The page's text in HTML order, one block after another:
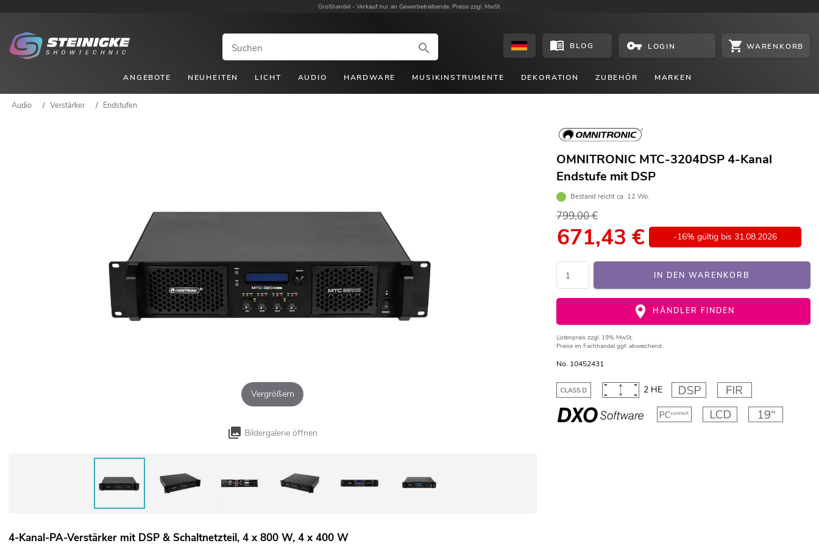
Großhandel - Verkauf nur an Gewerbetreibende. Preise zzgl. MwSt.
BLOG LOGIN WARENKORB
ANGEBOTE NEUHEITEN LICHT AUDIO HARDWARE MUSIKINSTRUMENTE DEKORATION ZUBEHÖR MARKEN
Audio / Verstärker / Endstufen
Vergrößern
Bildergalerie öffnen
OMNITRONIC MTC-3204DSP 4-Kanal
Endstufe mit DSP
Bestand reicht ca. 12 Wo.
799,00 €
671,43 € -16% gültig bis 31.08.2026
IN DEN WARENKORB
HÄNDLER FINDEN
Listenpreis zzgl. 19% MwSt.
Preise im Fachhandel ggf. abweichend.
No. 10452431
2 HE
4-Kanal-PA-Verstärker mit DSP & Schaltnetzteil, 4 x 800 W, 4 x 400 W